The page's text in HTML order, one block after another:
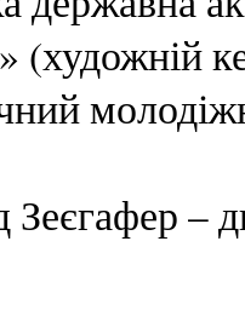
(художній
Зеєгафер –